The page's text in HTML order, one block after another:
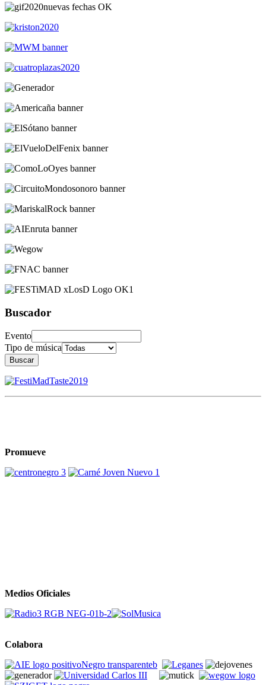
Buscador
Evento
Tipo de música
Buscar
Promueve
Medios Oficiales
Colabora